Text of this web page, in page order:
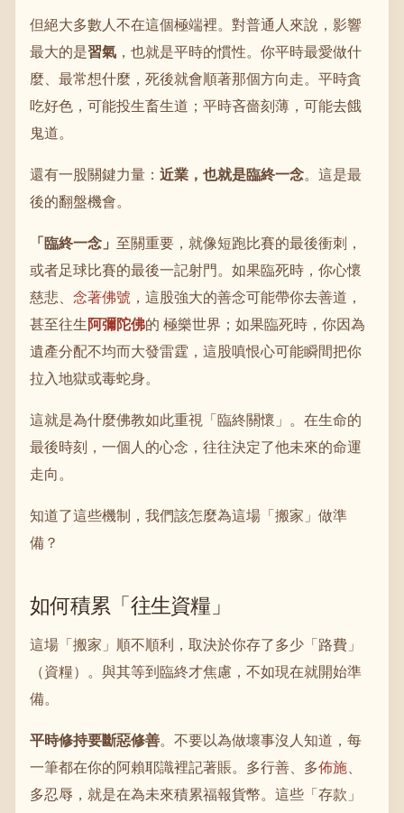
但絕大多數人不在這個極端裡。對普通人來說，影響
最大的是習氣 ，也就是平時的慣性。你平時最愛做什
麼、最常想什麼，死後就會順著那個方向走。平時貪
吃好色，可能投生畜生道；平時吝嗇刻薄，可能去餓
鬼道。
還有一股關鍵力量： 近業，也就是臨終一念。這是最
後的翻盤機會。
「臨終一念」 至關重要，就像短跑比賽的最後衝刺，
或者足球比賽的最後一記射門。如果臨死時，你心懷
慈悲、 念著佛號 ，這股強大的善念可能帶你去善道，
甚至往生阿彌陀佛的 極樂世界；如果臨死時，你因為
遺產分配不均而大發雷霆，這股嗔恨心可能瞬間把你
拉入地獄或毒蛇身。
這就是為什麼佛教如此重視「臨終關懷」。在生命的
最後時刻，一個人的心念，往往決定了他未來的命運
走向。
知道了這些機制，我們該怎麼為這場「搬家」做準
備？
如何積累「往生資糧」
這場「搬家」順不順利，取決於你存了多少「路費」
（資糧）。與其等到臨終才焦慮，不如現在就開始準
備。
平時修持要斷惡修善。不要以為做壞事沒人知道，每
一筆都在你的阿賴耶識裡記著賬。多行善、多佈施
多忍辱，就是在為未來積累福報貨幣。這些「存款」